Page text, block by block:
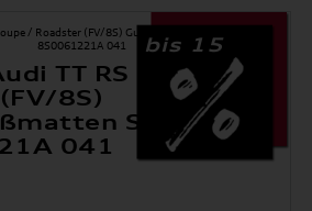
bis 15
TT RS Coupe /
8S)
Satz Vorne
041